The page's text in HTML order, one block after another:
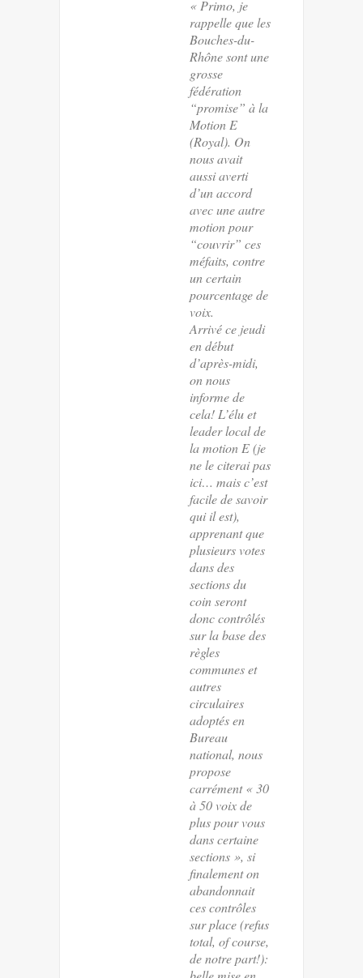
« Primo, je
rappelle que les
Bouches-du-
Rhône sont une
grosse
fédération
“promise” à la
Motion E
(Royal). On
nous avait
aussi averti
d’un accord
avec une autre
motion pour
“couvrir” ces
méfaits, contre
un certain
pourcentage de
voix.
Arrivé ce jeudi
en début
d’après-midi,
on nous
informe de
cela! L’élu et
leader local de
la motion E (je
ne le citerai pas
ici… mais c’est
facile de savoir
qui il est),
apprenant que
plusieurs votes
dans des
sections du
coin seront
donc contrôlés
sur la base des
règles
communes et
autres
circulaires
adoptés en
Bureau
national, nous
propose
carrément « 30
à 50 voix de
plus pour vous
dans certaine
sections », si
finalement on
abandonnait
ces contrôles
sur place (refus
total, of course,
de notre part!):